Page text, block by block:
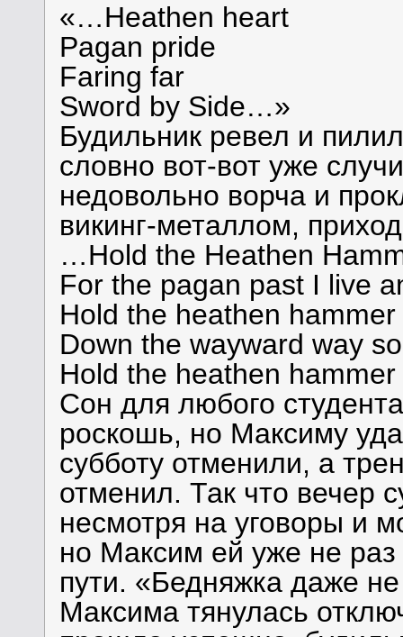
«…Heathen heart
Pagan pride
Faring far
Sword by Side…»
Будильник ревел и
словно вот-вот уже
недовольно ворча и
викинг-металлом,
…Hold the Heathen
For the pagan past I live
Hold the heathen
Down the wayward way
Hold the heathen
Сон для любого
роскошь, но Максиму
субботу отменили, а
отменил. Так что вечер
несмотря на уговоры и
но Максим ей уже не
пути. «Бедняжка даже
Максима тянулась